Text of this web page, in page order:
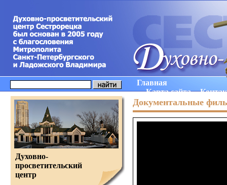
Главная
Карта сайта
Документальные
Духовно-
просветительский
центр